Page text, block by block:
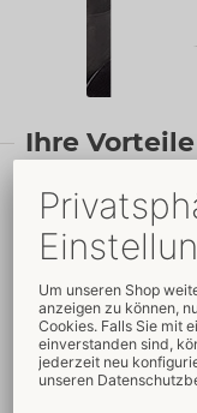
Ihre Vorteile
Faire
Schnelle
Lieferung